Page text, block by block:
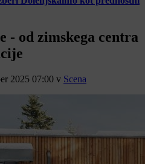
- od zimskega centra
2025 07:00 v Scena